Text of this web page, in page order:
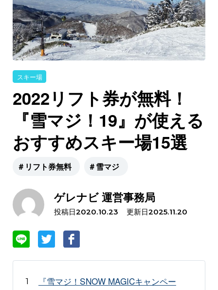
スキー場
2022リフト券が無料！
『雪マジ！19』が使える
おすすめスキー場15選
＃リフト券無料 ＃雪マジ
ゲレナビ 運営事務局
投稿日2020.10.23 更新日2025.11.20
『雪マジ！SNOW MAGICキャンペー